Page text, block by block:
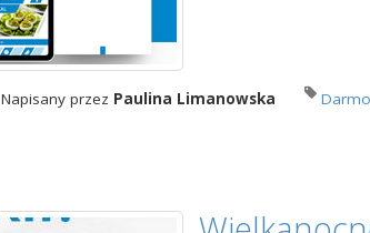
Napisany przez Paulina Limanowska